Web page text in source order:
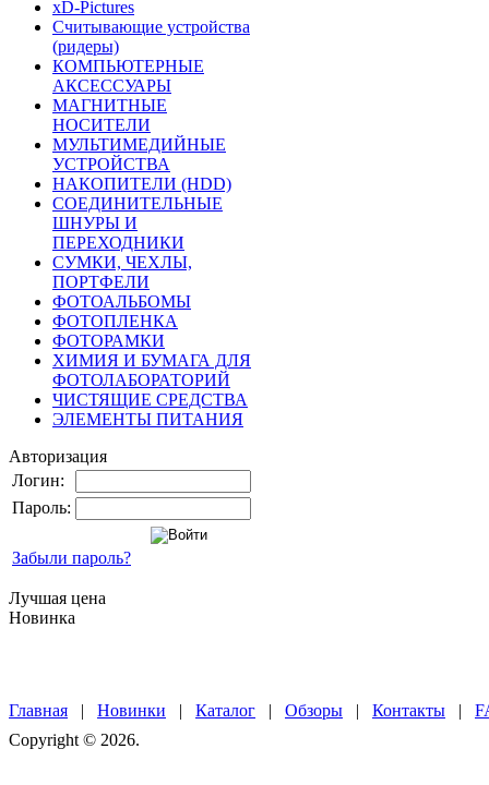
xD-Pictures
Считывающие устройства
(ридеры)
КОМПЬЮТЕРНЫЕ
АКСЕССУАРЫ
МАГНИТНЫЕ
НОСИТЕЛИ
МУЛЬТИМЕДИЙНЫЕ
УСТРОЙСТВА
НАКОПИТЕЛИ (HDD)
СОЕДИНИТЕЛЬНЫЕ
ШНУРЫ И
ПЕРЕХОДНИКИ
СУМКИ, ЧЕХЛЫ,
ПОРТФЕЛИ
ФОТОАЛЬБОМЫ
ФОТОПЛЕНКА
ФОТОРАМКИ
ХИМИЯ И БУМАГА ДЛЯ
ФОТОЛАБОРАТОРИЙ
ЧИСТЯЩИЕ СРЕДСТВА
ЭЛЕМЕНТЫ ПИТАНИЯ
Авторизация
Логин:
Пароль:
Забыли пароль?
Лучшая цена
Новинка
Главная | Новинки | Каталог | Обзоры | Контакты |
Copyright © 2026.